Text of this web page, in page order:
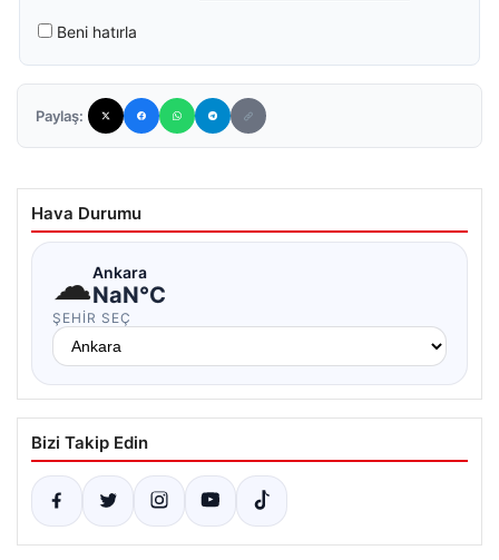
Beni hatırla
Paylaş:
Hava Durumu
☁Ankara
NaN°C
ŞEHIR SEÇ
Bizi Takip Edin